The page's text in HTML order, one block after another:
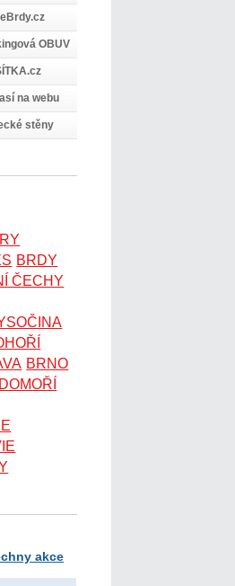
OBUV
na webu
stěny
BRDY
ČECHY
BRNO
akce